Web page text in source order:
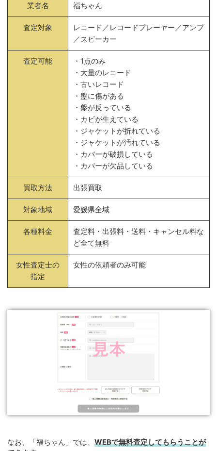
業者名 福ちゃん
査定対象
レコード／レコードプレーヤー／アンプ
／スピーカー
査定可能
・1点のみ
・大量のレコード
・古いレコード
・盤に傷がある
・盤が反っている
・カビが生えている
・ジャケットが折れている
・ジャケットが汚れている
・カバーが破損している
・カバーが欠品している
買取方法 出張買取
対象地域 愛媛県全域
各種料金
査定料・出張料・送料・キャンセル料な
ど全て無料
女性査定士の
指定
女性の依頼者のみ可能
なお、「福ちゃん」では、 WEBで無料査定してもらうことが